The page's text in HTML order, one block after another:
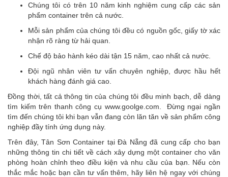
Chúng tôi có trên 10 năm kinh nghiệm cung cấp các sản
phẩm container trên cả nước.
Mỗi sản phẩm của chúng tôi đều có nguồn gốc, giấy tờ xác
nhận rõ ràng từ hải quan.
Chế độ bảo hành kéo dài tận 15 năm, cao nhất cả nước.
Đội ngũ nhân viên tư vấn chuyên nghiệp, được hầu hết
khách hàng đánh giá cao.
Đồng thời, tất cả thông tin của chúng tôi đều minh bạch, dễ dàng
tìm kiếm trên thanh công cụ www.goolge.com. Đừng ngại ngần
tìm đến chúng tôi khi bạn vẫn đang còn lăn tăn về sản phẩm công
nghiệp đầy tính ứng dụng này.
Trên đây, Tân Sơn Container tại Đà Nẵng đã cung cấp cho bạn
những thông tin chi tiết về cách xây dựng một container cho văn
phòng hoàn chỉnh theo điều kiện và nhu cầu của bạn. Nếu còn
thắc mắc hoặc bạn cần tư vấn thêm, hãy liên hệ ngay với chúng